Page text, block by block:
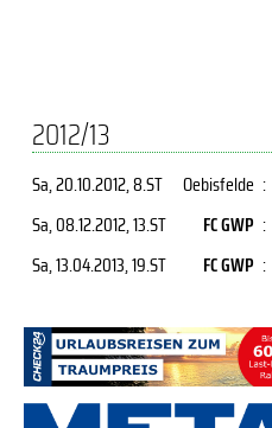
2012/13
Sa, 20.10.2012, 8.ST Oebisfelde :
Sa, 08.12.2012, 13.ST FC GWP :
Sa, 13.04.2013, 19.ST FC GWP :